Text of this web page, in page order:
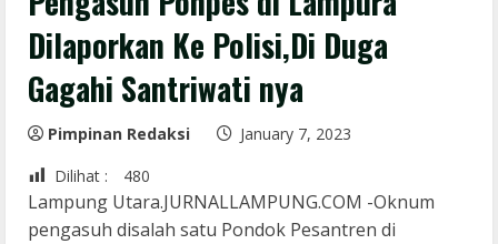
Dilaporkan Ke Polisi,Di Duga
Gagahi Santriwati nya
Pimpinan Redaksi
January 7, 2023
Dilihat :
480
Lampung Utara.JURNALLAMPUNG.COM -Oknum
pengasuh disalah satu Pondok Pesantren di